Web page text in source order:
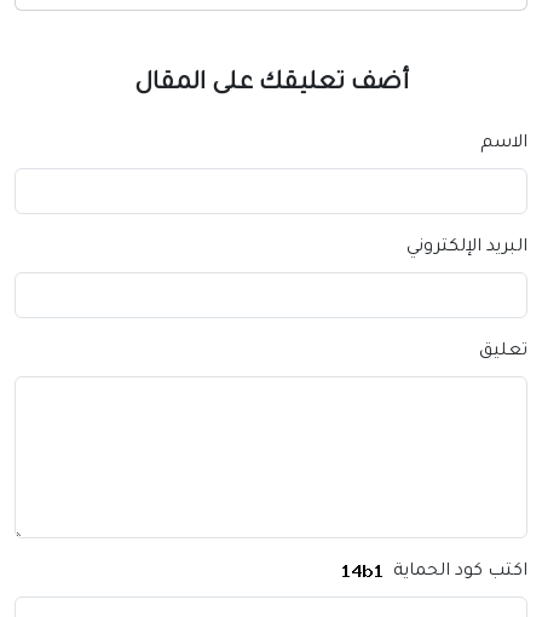
أضف تعليقك على المقال
الإلكتروني
كود الحماية